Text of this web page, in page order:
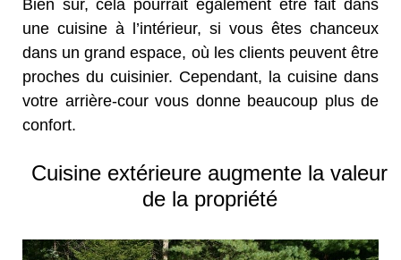
Bien sûr, cela pourrait également être fait dans
une cuisine à l’intérieur, si vous êtes chanceux
dans un grand espace, où les clients peuvent être
proches du cuisinier. Cependant, la cuisine dans
votre arrière-cour vous donne beaucoup plus de
confort.
Cuisine extérieure augmente la valeur
de la propriété